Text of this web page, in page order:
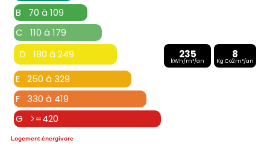
B 70 à 109
C 110 à 179
D 180 à 249
235
kWh/m²/an
8
Kg Co2m²/an
E 250 à 329
F 330 à 419
G >=420
Logement énergivore